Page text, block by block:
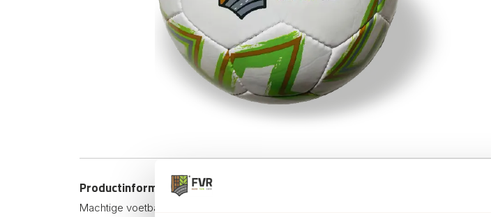
Productinformatie
Machtige voetbal. Haal de ster-speler in jezelf naar boven en geef 'em een trap!